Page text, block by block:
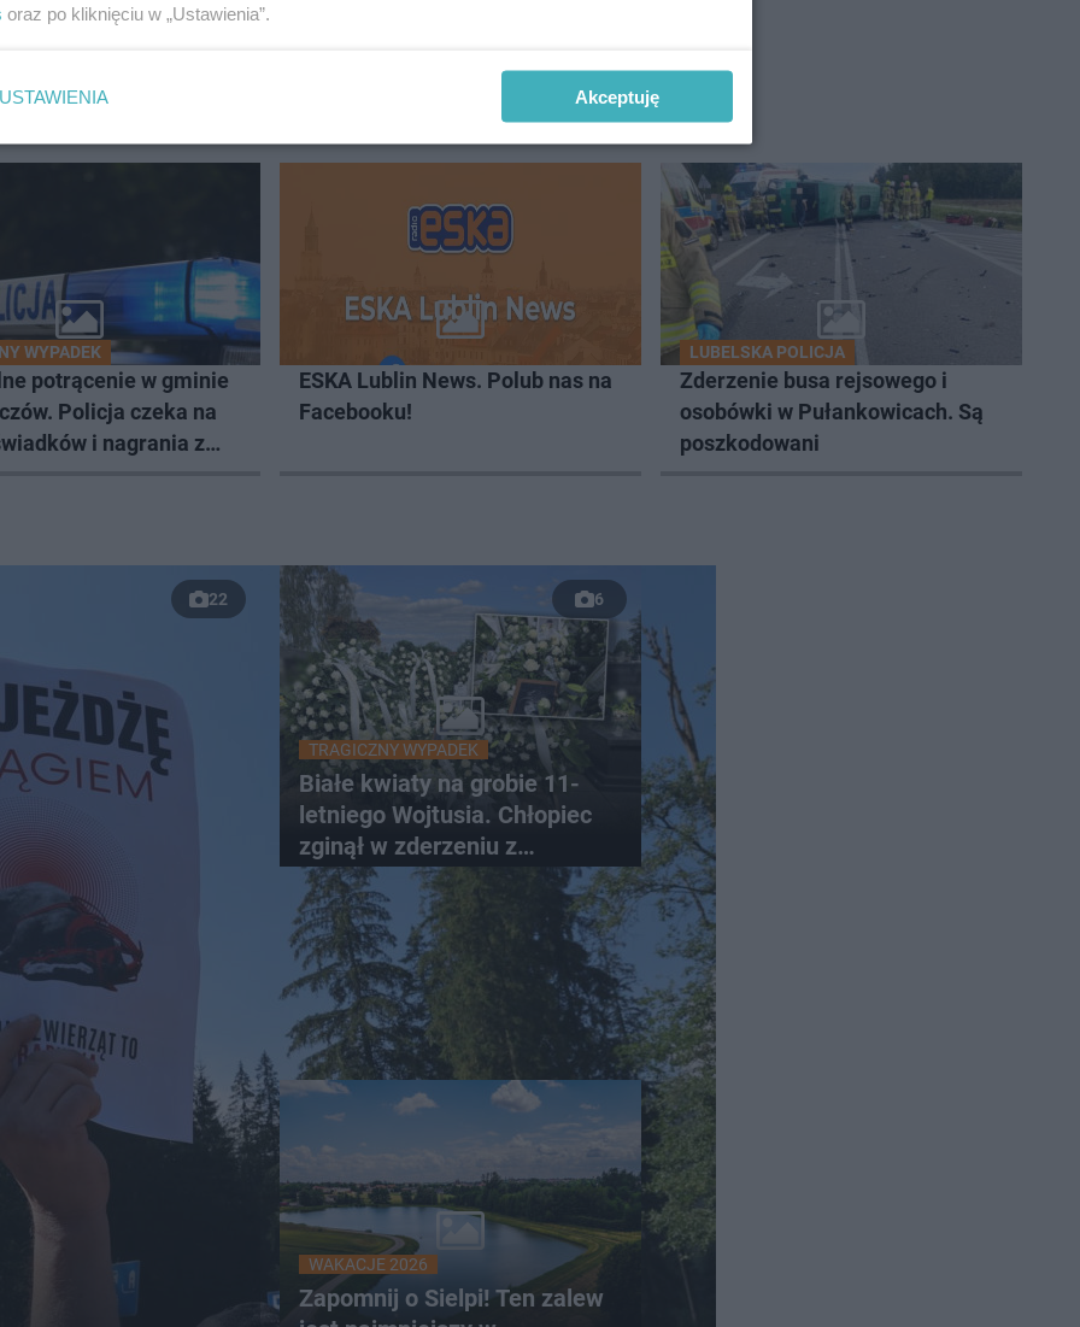
WYPADEK
potrącenie w gminie
Policja czeka na
i nagrania z
ESKA Lublin News. Polub nas na
Facebooku!
LUBELSKA POLICJA
Zderzenie busa rejsowego i
osobówki w Pułankowicach. Są
poszkodowani
22 6
TRAGICZNY WYPADEK
Białe kwiaty na grobie 11-
letniego Wojtusia. Chłopiec
zginął w zderzeniu z
kombajnem
WAKACJE 2026
Zapomnij o Sielpi! Ten zalew
oraz po kliknięciu w „Ustawienia”.
USTAWIENIA Akceptuję